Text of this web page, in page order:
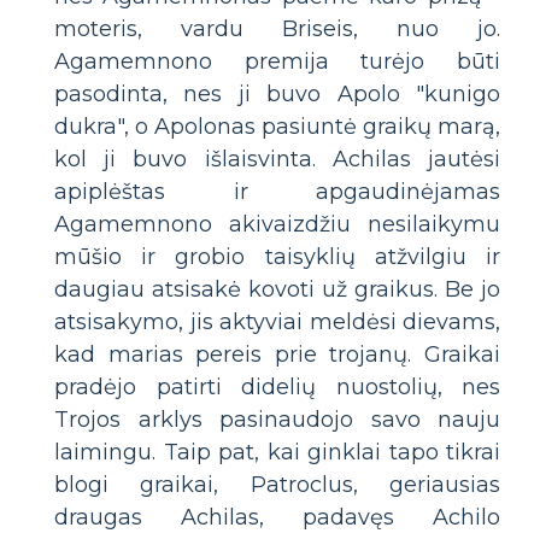
moteris, vardu Briseis, nuo jo.
Agamemnono premija turėjo būti
pasodinta, nes ji buvo Apolo "kunigo
dukra", o Apolonas pasiuntė graikų marą,
kol ji buvo išlaisvinta. Achilas jautėsi
apiplėštas ir apgaudinėjamas
Agamemnono akivaizdžiu nesilaikymu
mūšio ir grobio taisyklių atžvilgiu ir
daugiau atsisakė kovoti už graikus. Be jo
atsisakymo, jis aktyviai meldėsi dievams,
kad marias pereis prie trojanų. Graikai
pradėjo patirti didelių nuostolių, nes
Trojos arklys pasinaudojo savo nauju
laimingu. Taip pat, kai ginklai tapo tikrai
blogi graikai, Patroclus, geriausias
draugas Achilas, padavęs Achilo